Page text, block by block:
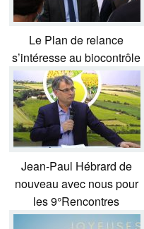
Le Plan de relance
s’intéresse au biocontrôle
Jean-Paul Hébrard de
nouveau avec nous pour
les 9°Rencontres